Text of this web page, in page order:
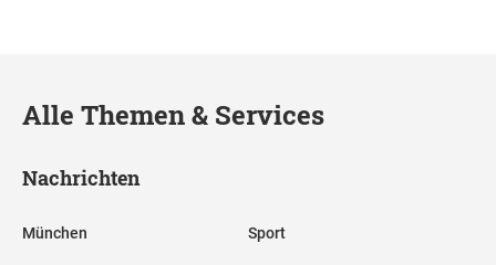
Alle Themen & Services
Nachrichten
München Sport